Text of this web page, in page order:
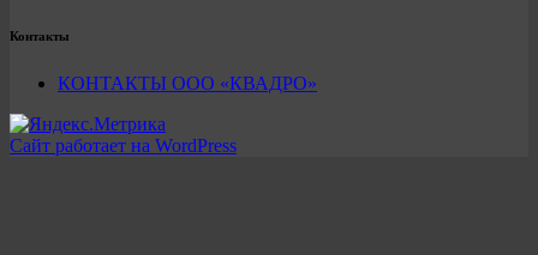
Контакты
КОНТАКТЫ ООО «КВАДРО»
Сайт работает на WordPress